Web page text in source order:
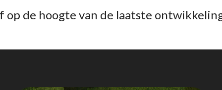
op de hoogte van de laatste